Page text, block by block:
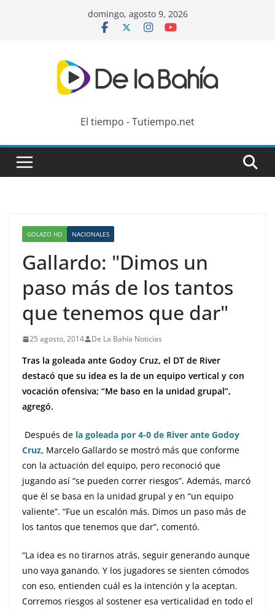
domingo, agosto 9, 2026
El tiempo - Tutiempo.net
GOLAZO HD NACIONALES
Gallardo: "Dimos un
paso más de los tantos
que tenemos que dar"
25 agosto, 2014 De La Bahía Noticias
Tras la goleada ante Godoy Cruz, el DT de River
destacó que su idea es la de un equipo vertical y con
vocación ofensiva; “Me baso en la unidad grupal”,
agregó.
Después de la goleada por 4-0 de River ante Godoy
Cruz, Marcelo Gallardo se mostró más que conforme
con la actuación del equipo, pero reconoció que
jugando así “se pueden correr riesgos”. Además, marcó
que él se basa en la unidad grupal y en “un equipo
valiente”. “Fue un escalón más. Dimos un paso más de
los tantos que tenemos que dar”, comentó.
“La idea es no tirarnos atrás, seguir generando aunque
uno vaya ganando. Y los jugadores se sienten cómodos
con eso, entienden cuál es la intención y la aceptan.
Corremos riesgos al sostener esa verticalidad en todo el